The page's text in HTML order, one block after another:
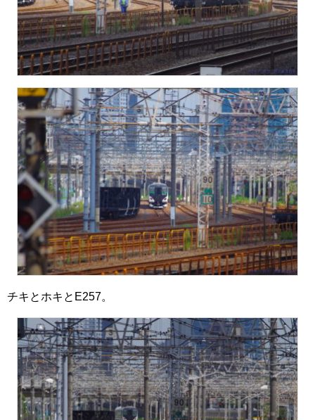
チキとホキとE257。